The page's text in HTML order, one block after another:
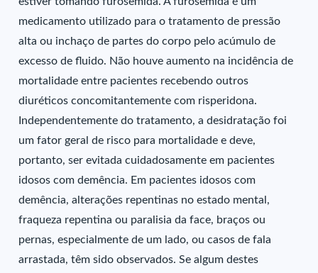
medicamento utilizado para o tratamento de pressão
alta ou inchaço de partes do corpo pelo acúmulo de
excesso de fluido. Não houve aumento na incidência de
mortalidade entre pacientes recebendo outros
diuréticos concomitantemente com risperidona.
Independentemente do tratamento, a desidratação foi
um fator geral de risco para mortalidade e deve,
portanto, ser evitada cuidadosamente em pacientes
idosos com demência. Em pacientes idosos com
demência, alterações repentinas no estado mental,
fraqueza repentina ou paralisia da face, braços ou
pernas, especialmente de um lado, ou casos de fala
arrastada, têm sido observados. Se algum destes